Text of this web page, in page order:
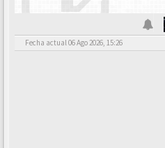
Fecha actual 06 Ago 2026, 15:26